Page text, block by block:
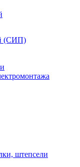
(СИП)
штепсели